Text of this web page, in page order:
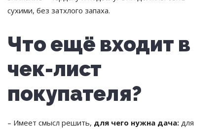
сухими, без затхлого запаха.
Что ещё входит в
чек-лист
покупателя?
– Имеет смысл решить, для чего нужна дача: для